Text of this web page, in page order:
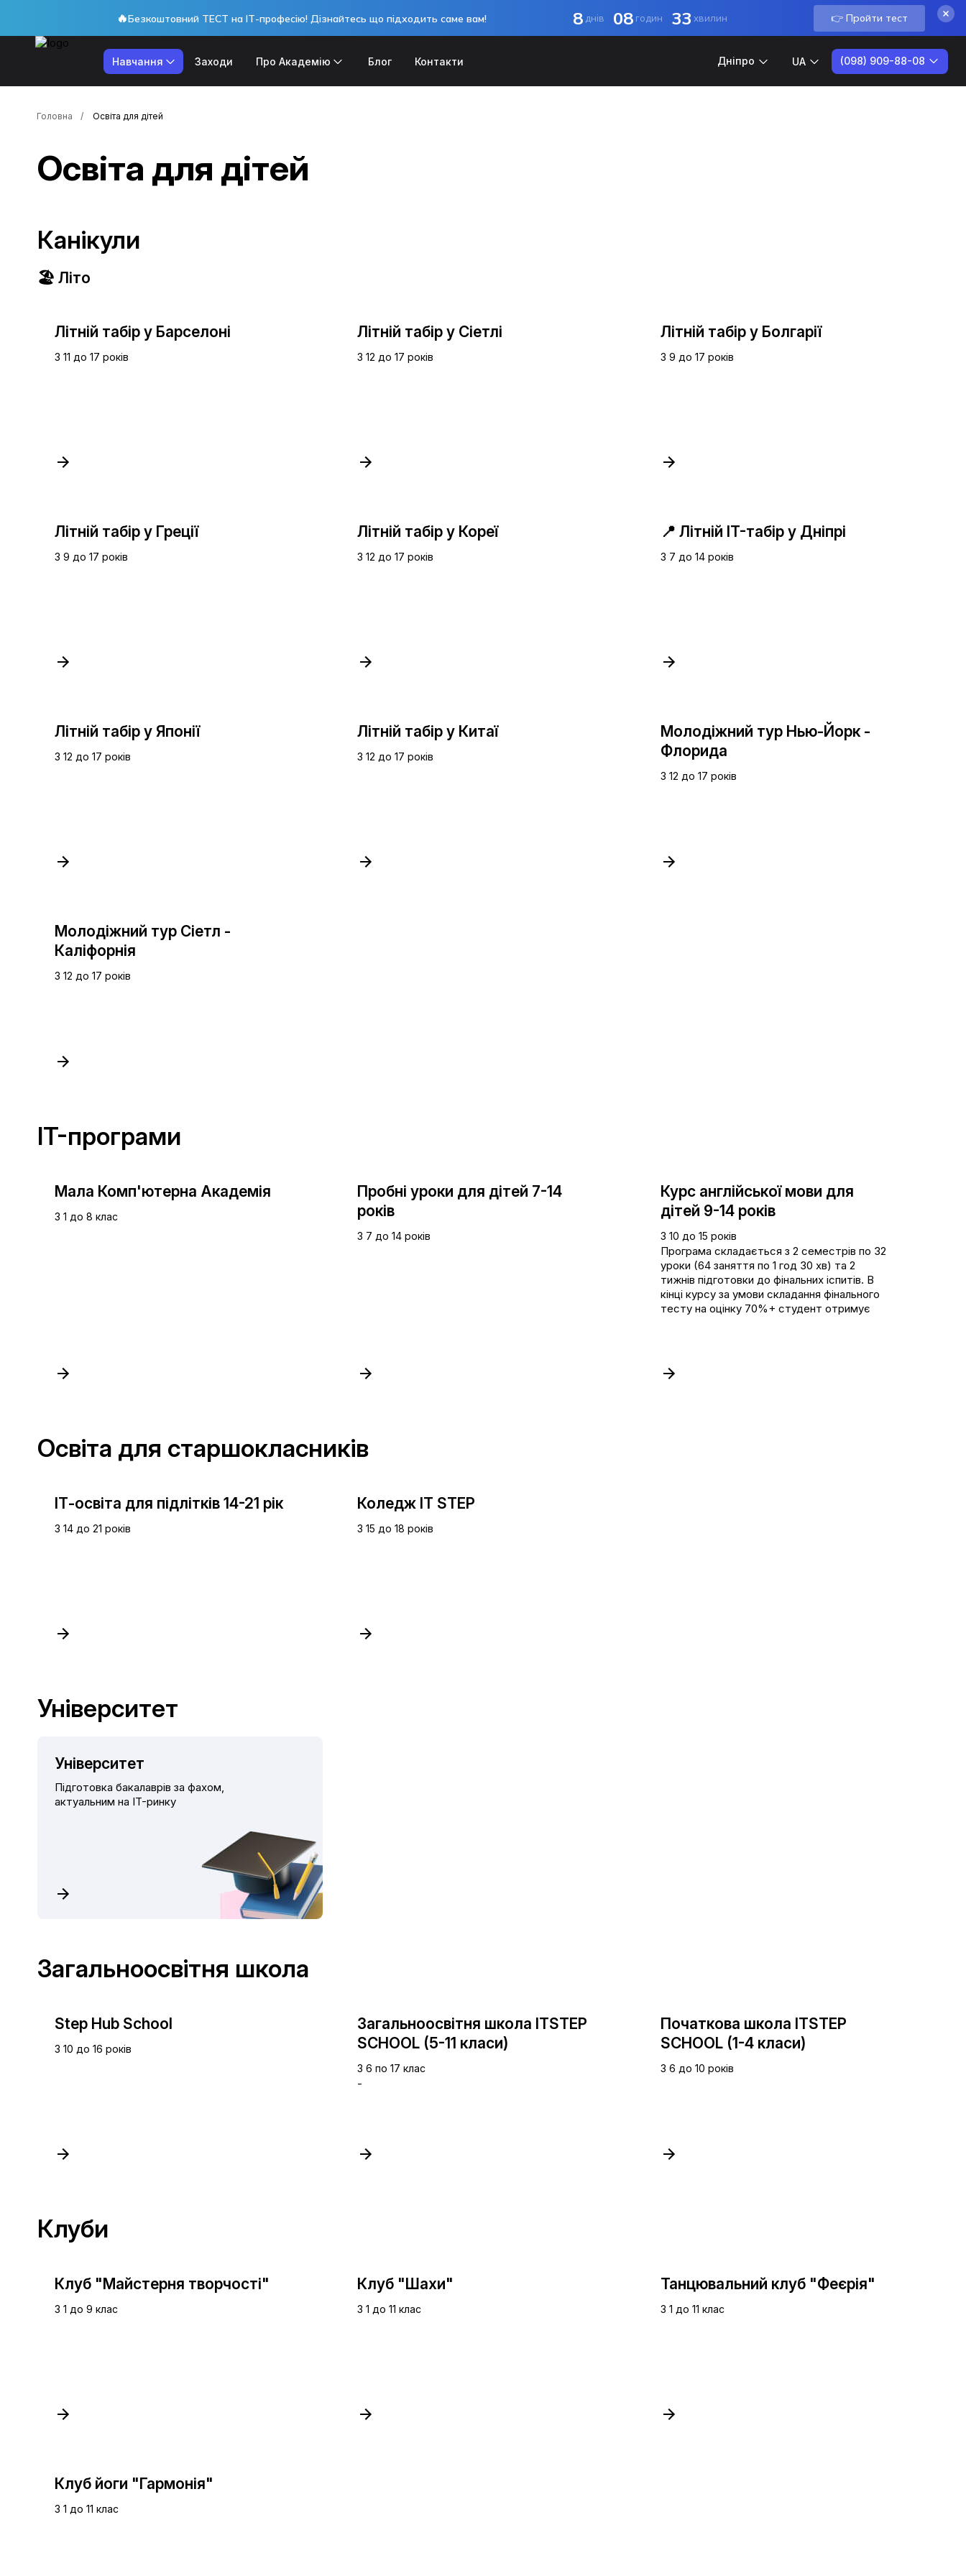
🔥Безкоштовний ТЕСТ на ІТ-професію! Дізнайтесь що підходить саме вам! 8 днів 08 годин 33 хвилин 👉 Пройти тест
Навчання Заходи Про Академію Блог Контакти Дніпро UA (098) 909-88-08
Головна Освіта для дітей
Освіта для дітей
Канікули
🏖️ Літо
Літній табір у Барселоні
З 11 до 17 років
Літній табір у Сіетлі
З 12 до 17 років
Літній табір у Болгарії
З 9 до 17 років
Літній табір у Греції
З 9 до 17 років
Літній табір у Кореї
З 12 до 17 років
📍 Літній IT-табір у Дніпрі
З 7 до 14 років
Літній табір у Японії
З 12 до 17 років
Літній табір у Китаї
З 12 до 17 років
Молодіжний тур Нью-Йорк -
Флорида
З 12 до 17 років
Молодіжний тур Сіетл -
Каліфорнія
З 12 до 17 років
IT-програми
Мала Комп'ютерна Академія
З 1 до 8 клас
Пробні уроки для дітей 7-14
років
З 7 до 14 років
Курс англійської мови для
дітей 9-14 років
З 10 до 15 років
Програма складається з 2 семестрів по 32
уроки (64 заняття по 1 год 30 хв) та 2
тижнів підготовки до фінальних іспитів. В
кінці курсу за умови складання фінального
тесту на оцінку 70%+ студент отримує
Освіта для старшокласників
ІТ-освіта для підлітків 14-21 рік
З 14 до 21 років
Коледж IT STEP
З 15 до 18 років
Університет
Університет
Підготовка бакалаврів за фахом,
актуальним на IT-ринку
Загальноосвітня школа
Step Hub School
З 10 до 16 років
Загальноосвітня школа ITSTEP
SCHOOL (5-11 класи)
З 6 по 17 клас
-
Початкова школа ITSTEP
SCHOOL (1-4 класи)
З 6 до 10 років
Клуби
Клуб "Майстерня творчості"
З 1 до 9 клас
Клуб "Шахи"
З 1 до 11 клас
Танцювальний клуб "Феєрія"
З 1 до 11 клас
Клуб йоги "Гармонія"
З 1 до 11 клас